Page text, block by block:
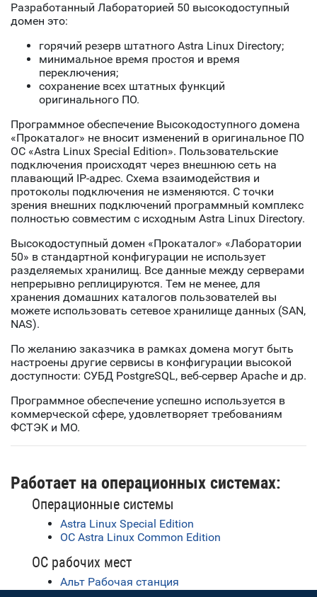
Разработанный Лабораторией 50 высокодоступный
домен это:
горячий резерв штатного Astra Linux Directory;
минимальное время простоя и время
переключения;
сохранение всех штатных функций
оригинального ПО.
Программное обеспечение Высокодоступного домена
«Прокаталог» не вносит изменений в оригинальное ПО
ОС «Astra Linux Special Edition». Пользовательские
подключения происходят через внешнюю сеть на
плавающий IP-адрес. Схема взаимодействия и
протоколы подключения не изменяются. С точки
зрения внешних подключений программный комплекс
полностью совместим с исходным Astra Linux Directory.
Высокодоступный домен «Прокаталог» «Лаборатории
50» в стандартной конфигурации не использует
разделяемых хранилищ. Все данные между серверами
непрерывно реплицируются. Тем не менее, для
хранения домашних каталогов пользователей вы
можете использовать сетевое хранилище данных (SAN,
NAS).
По желанию заказчика в рамках домена могут быть
настроены другие сервисы в конфигурации высокой
доступности: СУБД PostgreSQL, веб-сервер Apache и др.
Программное обеспечение успешно используется в
коммерческой сфере, удовлетворяет требованиям
ФСТЭК и МО.
Работает на операционных системах:
Операционные системы
Astra Linux Special Edition
ОС Astra Linux Common Edition
ОС рабочих мест
Альт Рабочая станция